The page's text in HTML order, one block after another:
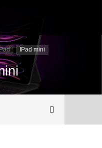
IPad mini